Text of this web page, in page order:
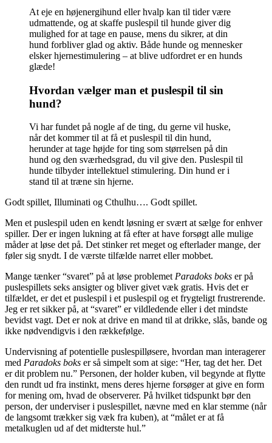
At eje en højenergihund eller hvalp kan til tider være
udmattende, og at skaffe puslespil til hunde giver dig
mulighed for at tage en pause, mens du sikrer, at din
hund forbliver glad og aktiv. Både hunde og mennesker
elsker hjernestimulering – at blive udfordret er en hunds
glæde!
Hvordan vælger man et puslespil til sin
hund?
Vi har fundet på nogle af de ting, du gerne vil huske,
når det kommer til at få et puslespil til din hund,
herunder at tage højde for ting som størrelsen på din
hund og den sværhedsgrad, du vil give den. Puslespil til
hunde tilbyder intellektuel stimulering. Din hund er i
stand til at træne sin hjerne.
Godt spillet, Illuminati og Cthulhu…. Godt spillet.
Men et puslespil uden en kendt løsning er svært at sælge for enhver
spiller. Der er ingen lukning at få efter at have forsøgt alle mulige
måder at løse det på. Det stinker ret meget og efterlader mange, der
føler sig snydt. I de værste tilfælde narret eller mobbet.
Mange tænker “svaret” på at løse problemet Paradoks boks er på
puslespillets seks ansigter og bliver givet væk gratis. Hvis det er
tilfældet, er det et puslespil i et puslespil og et frygteligt frustrerende.
Jeg er ret sikker på, at “svaret” er vildledende eller i det mindste
bevidst vagt. Det er nok at drive en mand til at drikke, slås, bande og
ikke nødvendigvis i den rækkefølge.
Undervisning af potentielle puslespilløsere, hvordan man interagerer
med Paradoks boks er så simpelt som at sige: “Her, tag det her. Det
er dit problem nu.” Personen, der holder kuben, vil begynde at flytte
den rundt ud fra instinkt, mens deres hjerne forsøger at give en form
for mening om, hvad de observerer. På hvilket tidspunkt bør den
person, der underviser i puslespillet, nævne med en klar stemme (når
de langsomt trækker sig væk fra kuben), at “målet er at få
metalkuglen ud af det midterste hul.”